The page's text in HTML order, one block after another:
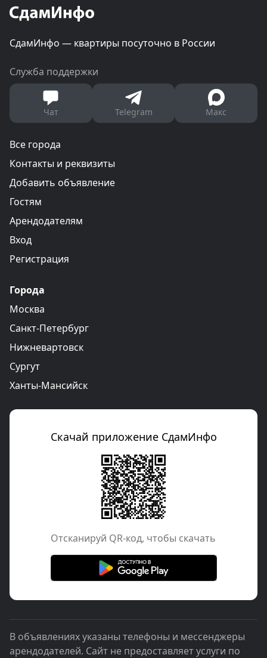
СдамИнфо — квартиры посуточно в России
Служба поддержки
Чат Telegram Макс
Все города
Контакты и реквизиты
Добавить объявление
Гостям
Арендодателям
Вход
Регистрация
Города
Москва
Санкт-Петербург
Нижневартовск
Сургут
Ханты-Мансийск
Скачай приложение СдамИнфо
Отcканируй QR-код, чтобы скачать
В объявлениях указаны телефоны и мессенджеры
арендодателей. Сайт не предоставляет услуги по